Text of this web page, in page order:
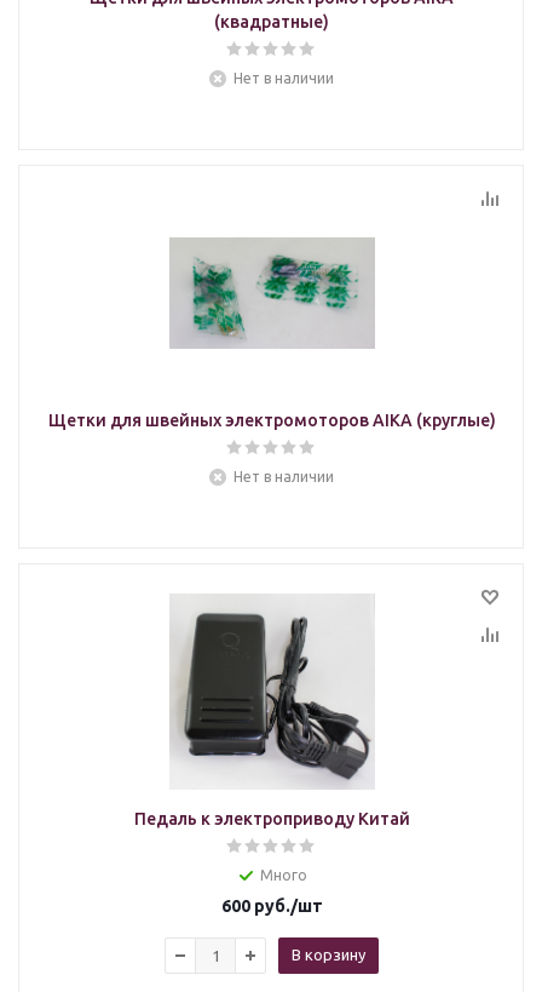
(квадратные)
Нет в наличии
Щетки для швейных электромоторов AIKA (круглые)
Нет в наличии
Педаль к электроприводу Китай
Много
600руб./шт
В корзину